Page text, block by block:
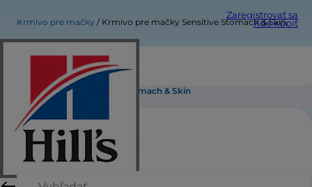
Zaregistrovať sa
Kde kúpiť
Krmivo pre mačky Krmivo pre mačky Sensitive Stomach & Skin
Krmivo pre mačky Sensitive Stomach & Skin